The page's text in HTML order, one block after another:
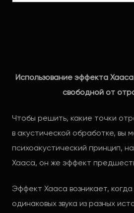
Использование эффекта
свободной от
Чтобы решить, какие точки
в акустической обработке, вы
психоакустический принцип,
Хааса, он же эффект
Эффект Хааса возникает,
одинаковых звука из разных